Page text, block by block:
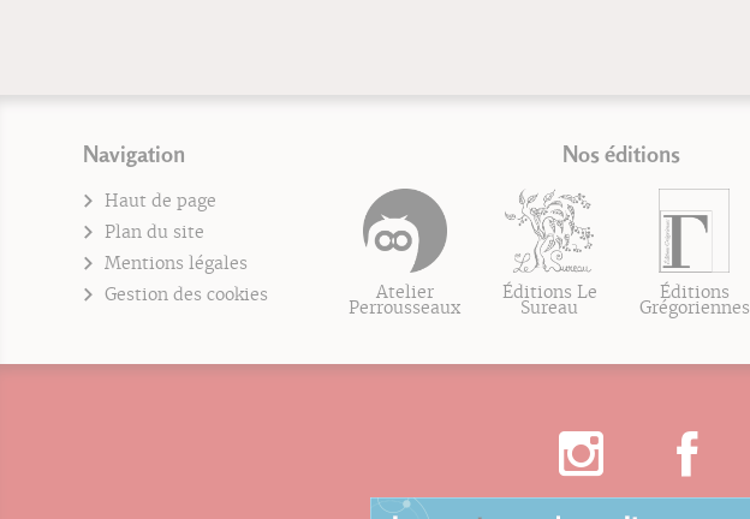
Navigation
Haut de page
Plan du site
Mentions légales
Gestion des cookies
Nos éditions
Atelier
Perrousseaux
Éditions Le
Sureau
Éditions
Grégoriennes